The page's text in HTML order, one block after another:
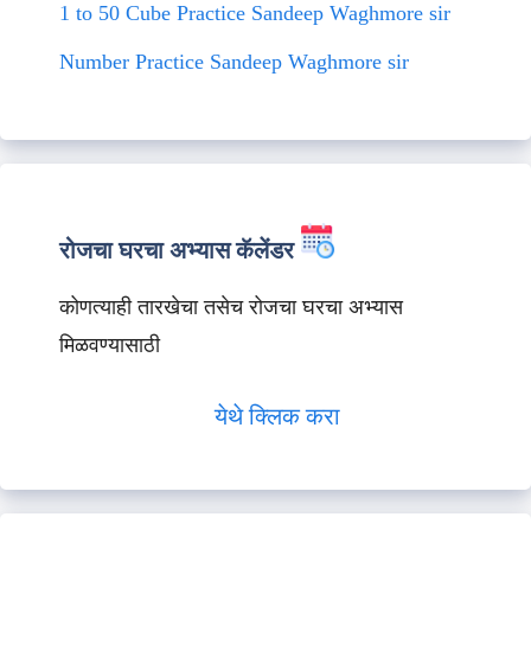
1 to 50 Cube Practice Sandeep Waghmore sir
Number Practice Sandeep Waghmore sir
रोजचा घरचा अभ्यास कॅलेंडर
कोणत्याही तारखेचा तसेच रोजचा घरचा अभ्यास
मिळवण्यासाठी
येथे क्लिक करा